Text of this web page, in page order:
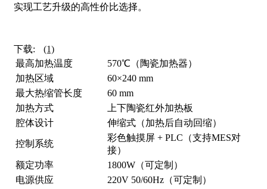
实现工艺升级的高性价比选择。
下载:
(1)
最高加热温度
570℃（陶瓷加热器）
加热区域
60×240 mm
最大热缩管长度
60 mm
加热方式
上下陶瓷红外加热板
腔体设计
伸缩式（加热后自动回缩）
控制系统
彩色触摸屏 + PLC（支持MES对
接）
额定功率
1800W（可定制）
电源供应
220V 50/60Hz（可定制）